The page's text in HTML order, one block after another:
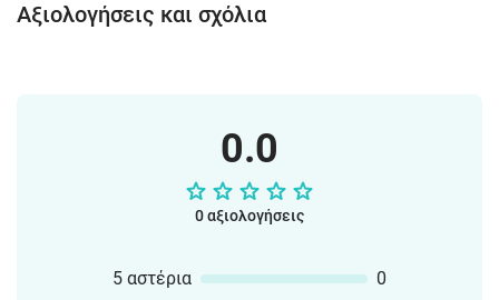
Αξιολογήσεις και σχόλια
0.0
0 αξιολογήσεις
5 αστέρια
0